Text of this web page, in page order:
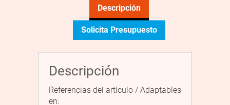
Descripción
Solicita Presupuesto
Descripción
Referencias del artículo / Adaptables
en: